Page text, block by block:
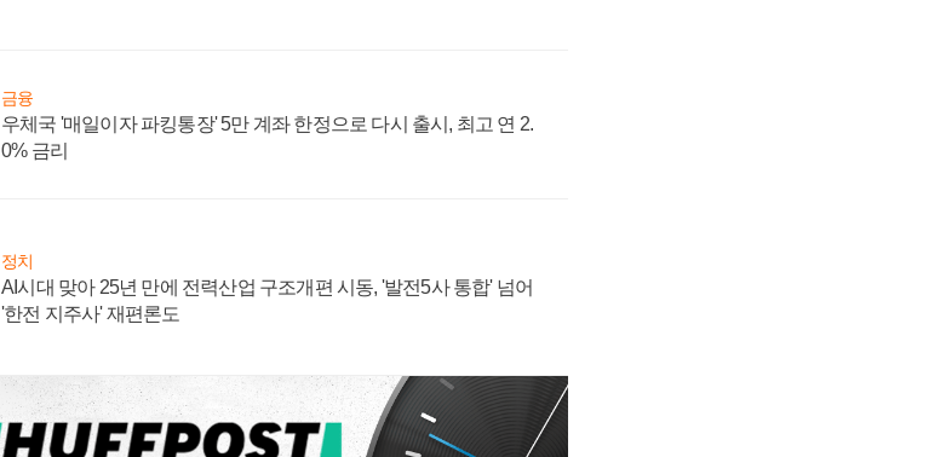
금융
우체국 '매일이자 파킹통장' 5만 계좌 한정으로 다시 출시, 최고 연 2.
0% 금리
정치
AI시대 맞아 25년 만에 전력산업 구조개편 시동, '발전5사 통합' 넘어
'한전 지주사' 재편론도